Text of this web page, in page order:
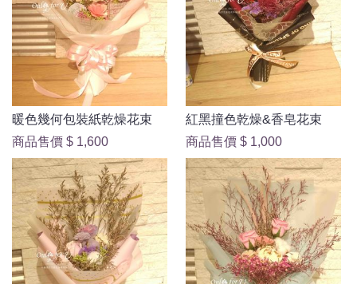
暖色幾何包裝紙乾燥花束
商品售價 $ 1,600
紅黑撞色乾燥&香皂花束
商品售價 $ 1,000